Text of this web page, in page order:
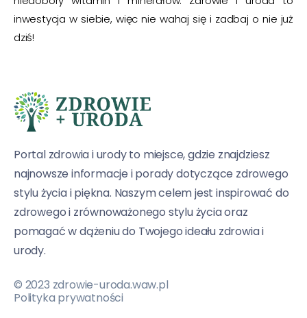
inwestycja w siebie, więc nie wahaj się i zadbaj o nie już
dziś!
Portal zdrowia i urody to miejsce, gdzie znajdziesz
najnowsze informacje i porady dotyczące zdrowego
stylu życia i piękna. Naszym celem jest inspirować do
zdrowego i zrównoważonego stylu życia oraz
pomagać w dążeniu do Twojego ideału zdrowia i
urody.
© 2023 zdrowie-uroda.waw.pl
Polityka prywatności